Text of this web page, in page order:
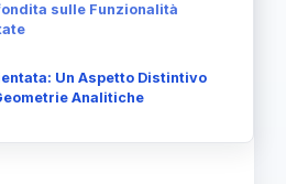
sulle Funzionalità
Un Aspetto Distintivo
Analitiche